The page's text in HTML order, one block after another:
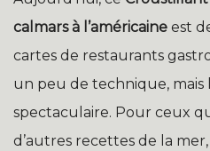
calmars à l’américaine est
cartes de restaurants
un peu de technique, mais
spectaculaire. Pour ceux
d’autres recettes de la mer,